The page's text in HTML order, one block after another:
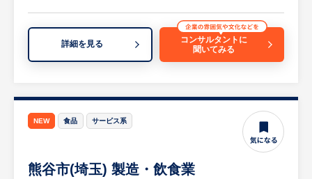
り、営業としての幅を広げられます！
・営業店のお客さまの外国為替関連オペレー
・営業店からの照会や相談への対応
■外国為替業務、AML/CFTリスク管理・体制
構築
・外国為替やAML関連法規、金融庁ガイドラ
インに基づいた、社内規定や各種マニュアル
の制定や改定
詳細を見る
コンサルタントに
聞いてみる
NEW 食品 サービス系
熊谷市(埼玉) 製造・飲食業